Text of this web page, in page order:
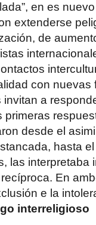
en es
extenderse
de
con nuevas
a
primeras
desde el
hasta
las interpretaba
En
e la
interreligioso